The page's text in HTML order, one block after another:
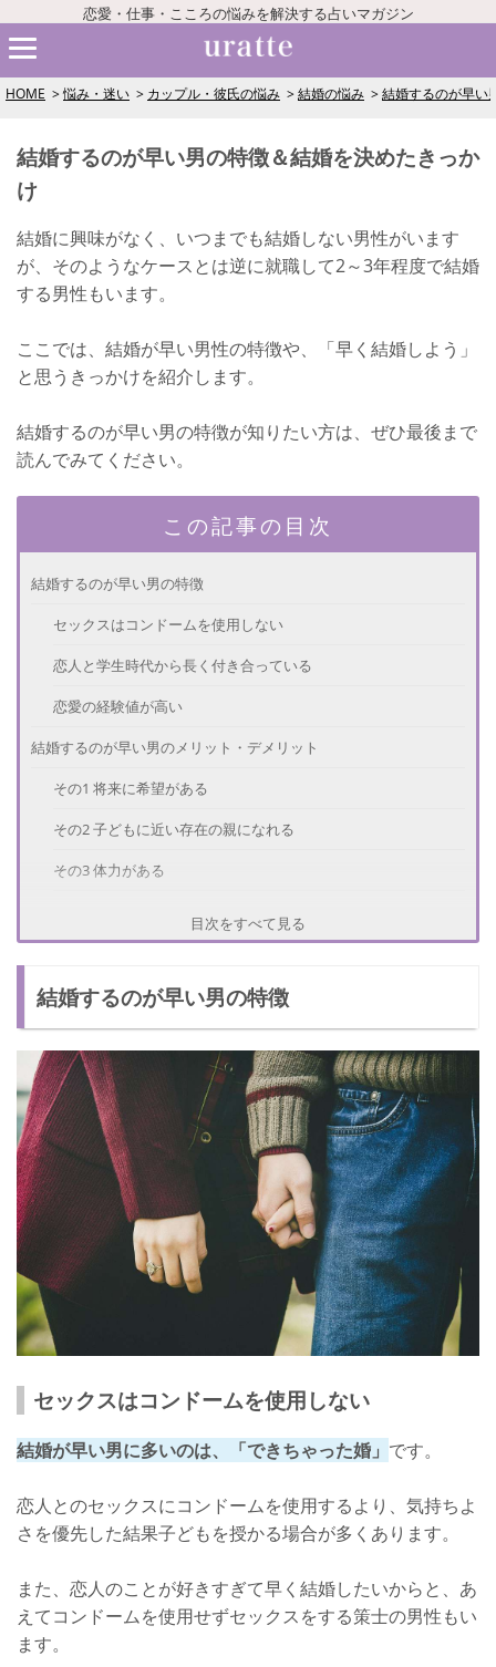
恋愛・仕事・こころの悩みを解決する占いマガジン
HOME 悩み・迷い カップル・彼氏の悩み 結婚の悩み 結婚するのが早い
結婚するのが早い男の特徴＆結婚を決めたきっか
け
結婚に興味がなく、いつまでも結婚しない男性がいます
が、そのようなケースとは逆に就職して2～3年程度で結婚
する男性もいます。
ここでは、結婚が早い男性の特徴や、「早く結婚しよう」
と思うきっかけを紹介します。
結婚するのが早い男の特徴が知りたい方は、ぜひ最後まで
読んでみてください。
この記事の目次
結婚するのが早い男の特徴
セックスはコンドームを使用しない
恋人と学生時代から長く付き合っている
恋愛の経験値が高い
結婚するのが早い男のメリット・デメリット
その1 将来に希望がある
その2 子どもに近い存在の親になれる
その3 体力がある
その3 浮気する可能性がある
結婚するのが早い男が結婚を決めたきっかけ
早く結婚してよかったと思った瞬間とは？
結婚の早さは人それぞれ！
目次をすべて見る
結婚するのが早い男の特徴
セックスはコンドームを使用しない
結婚が早い男に多いのは、「できちゃった婚」 です。
恋人とのセックスにコンドームを使用するより、気持ちよ
さを優先した結果子どもを授かる場合が多くあります。
また、恋人のことが好きすぎて早く結婚したいからと、あ
えてコンドームを使用せずセックスをする策士の男性もい
ます。